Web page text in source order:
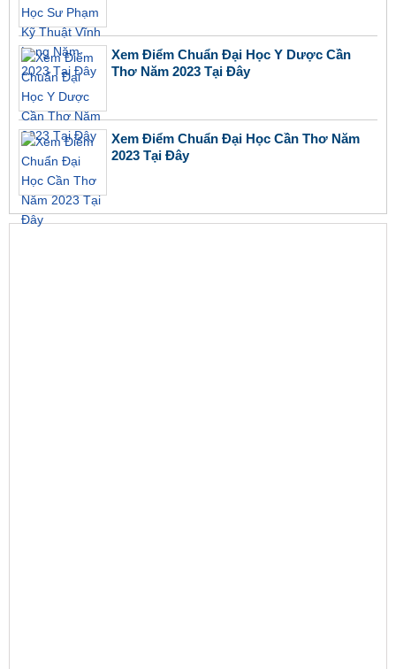
Xem Điểm Chuẩn Đại Học Y Dược Cần
Thơ Năm 2023 Tại Đây
Xem Điểm Chuẩn Đại Học Cần Thơ Năm
2023 Tại Đây